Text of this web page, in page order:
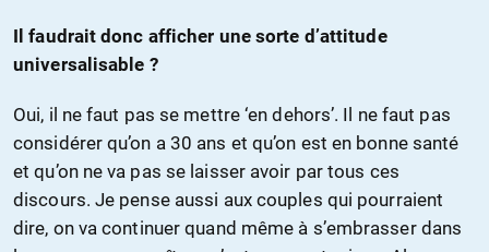
Il faudrait donc afficher une sorte d’attitude
universalisable ?
Oui, il ne faut pas se mettre ‘en dehors’. Il ne faut pas
considérer qu’on a 30 ans et qu’on est en bonne santé
et qu’on ne va pas se laisser avoir par tous ces
discours. Je pense aussi aux couples qui pourraient
dire, on va continuer quand même à s’embrasser dans